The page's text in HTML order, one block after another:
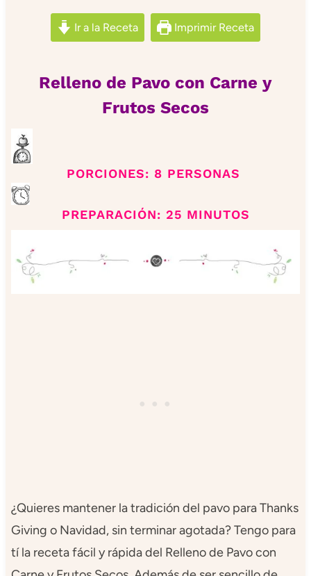
Ir a la Receta Imprimir Receta
Relleno de Pavo con Carne y
Frutos Secos
PORCIONES: 8 PERSONAS
PREPARACIÓN: 25 MINUTOS
¿Quieres mantener la tradición del pavo para Thanks
Giving o Navidad, sin terminar agotada? Tengo para
tí la receta fácil y rápida del Relleno de Pavo con